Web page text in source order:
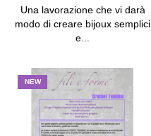
Una lavorazione che vi darà
modo di creare bijoux semplici
e...
NEW